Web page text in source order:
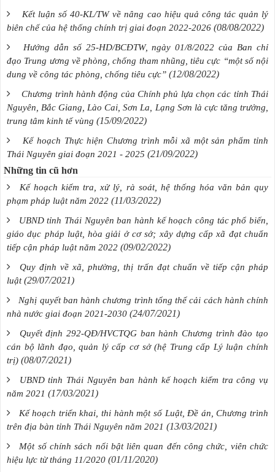
Kết luận số 40-KL/TW về nâng cao hiệu quả công tác quản lý
biên chế của hệ thống chính trị giai đoạn 2022-2026 (08/08/2022)
Hướng dẫn số 25-HD/BCĐTW, ngày 01/8/2022 của Ban chỉ
đạo Trung ương về phòng, chống tham nhũng, tiêu cực “một số nội
dung về công tác phòng, chống tiêu cực” (12/08/2022)
Chương trình hành động của Chính phủ lựa chọn các tỉnh Thái
Nguyên, Bắc Giang, Lào Cai, Sơn La, Lạng Sơn là cực tăng trưởng,
trung tâm kinh tế vùng (15/09/2022)
Kế hoạch Thực hiện Chương trình mỗi xã một sản phẩm tỉnh
Thái Nguyên giai đoạn 2021 - 2025 (21/09/2022)
Những tin cũ hơn
Kế hoạch kiểm tra, xử lý, rà soát, hệ thống hóa văn bản quy
phạm pháp luật năm 2022 (11/03/2022)
UBND tỉnh Thái Nguyên ban hành kế hoạch công tác phổ biến,
giáo dục pháp luật, hòa giải ở cơ sở; xây dựng cấp xã đạt chuẩn
tiếp cận pháp luật năm 2022 (09/02/2022)
Quy định về xã, phường, thị trấn đạt chuẩn về tiếp cận pháp
luật (29/07/2021)
Nghị quyết ban hành chương trình tổng thể cải cách hành chính
nhà nước giai đoạn 2021-2030 (24/07/2021)
Quyết định 292-QĐ/HVCTQG ban hành Chương trình đào tạo
cán bộ lãnh đạo, quản lý cấp cơ sở (hệ Trung cấp Lý luận chính
trị) (08/07/2021)
UBND tỉnh Thái Nguyên ban hành kế hoạch kiểm tra công vụ
năm 2021 (17/03/2021)
Kế hoạch triển khai, thi hành một số Luật, Đề án, Chương trình
trên địa bàn tỉnh Thái Nguyên năm 2021 (13/03/2021)
Một số chính sách nổi bật liên quan đến công chức, viên chức
hiệu lực từ tháng 11/2020 (01/11/2020)